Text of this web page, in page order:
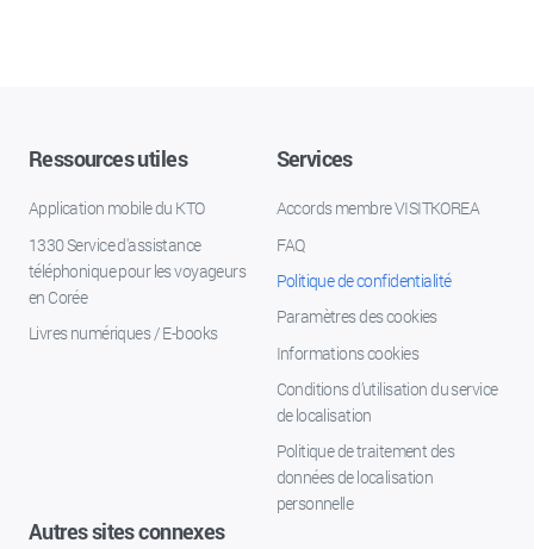
Ressources utiles
Application mobile du KTO
1330 Service d'assistance
téléphonique pour les voyageurs
en Corée
Livres numériques / E-books
Services
Accords membre VISITKOREA
FAQ
Politique de confidentialité
Paramètres des cookies
Informations cookies
Conditions d’utilisation du service
de localisation
Politique de traitement des
données de localisation
personnelle
Autres sites connexes